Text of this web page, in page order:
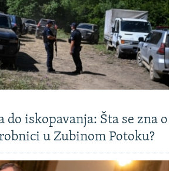
do iskopavanja: Šta se zna o
u Zubinom Potoku?